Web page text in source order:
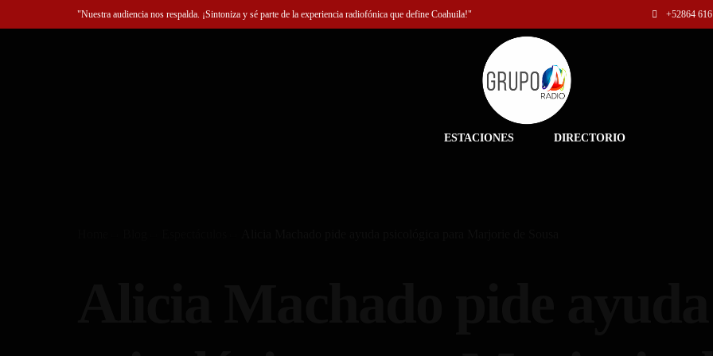
"Nuestra audiencia nos respalda. ¡Sintoniza y sé parte de la experiencia radiofónica que define Coahuila!" +52864
ESTACIONES DIRECTORIO